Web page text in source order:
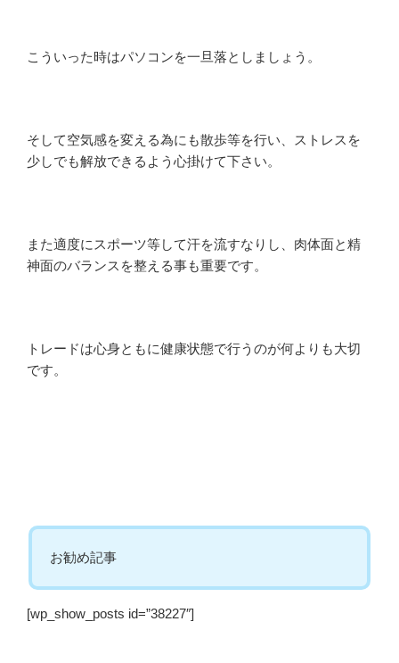
こういった時はパソコンを一旦落としましょう。
そして空気感を変える為にも散歩等を行い、ストレスを
少しでも解放できるよう心掛けて下さい。
また適度にスポーツ等して汗を流すなりし、肉体面と精
神面のバランスを整える事も重要です。
トレードは心身ともに健康状態で行うのが何よりも大切
です。
お勧め記事
[wp_show_posts id=”38227″]